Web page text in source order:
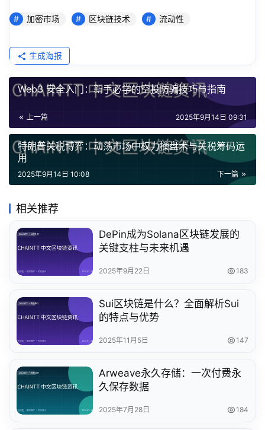
加密市场 区块链技术 流动性
生成海报
Web3 安全入门：新手必学的空投防骗技巧与指南
上一篇 2025年9月14日 09:31
特朗普关税博弈：动荡市场中权力操盘术与关税筹码运
用
下一篇
2025年9月14日 10:08
相关推荐
DePin成为Solana区块链发展的
关键支柱与未来机遇
2025年9月22日 183
Sui区块链是什么？全面解析Sui
的特点与优势
2025年11月5日 147
Arweave永久存储：一次付费永
久保存数据
2025年7月28日 184